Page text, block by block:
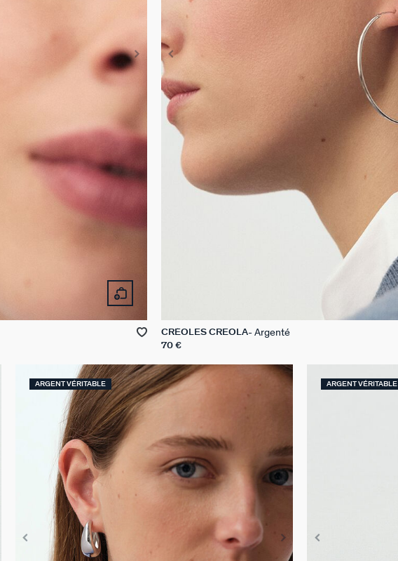
CRÉOLES CREOLA Argenté
70 €
ARGENT VÉRITABLE ARGENT VÉRITABLE